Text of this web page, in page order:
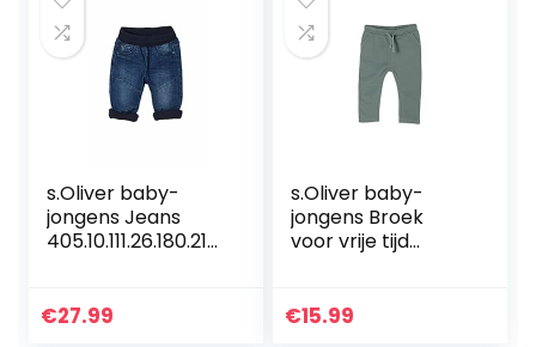
s.Oliver baby-
jongens Jeans
405.10.111.26.180.210
€27.99
s.Oliver baby-
jongens Broek
voor vrije tijd
€15.99